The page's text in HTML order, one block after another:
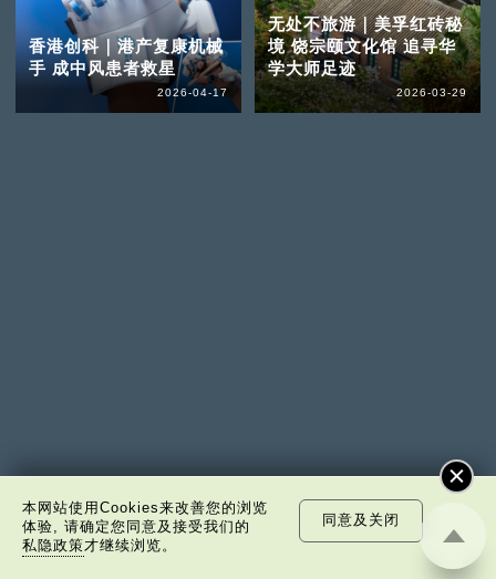
香港创科｜港产复康机械
手 成中风患者救星
2026-04-17
无处不旅游｜美孚红砖秘
境 饶宗颐文化馆 追寻华
学大师足迹
2026-03-29
本网站使用Cookies来改善您的浏览
体验, 请确定您同意及接受我们的
私隐政策才继续浏览。
同意及关闭